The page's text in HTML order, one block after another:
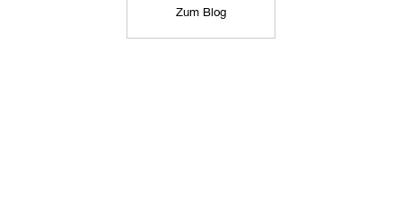
Zum Blog